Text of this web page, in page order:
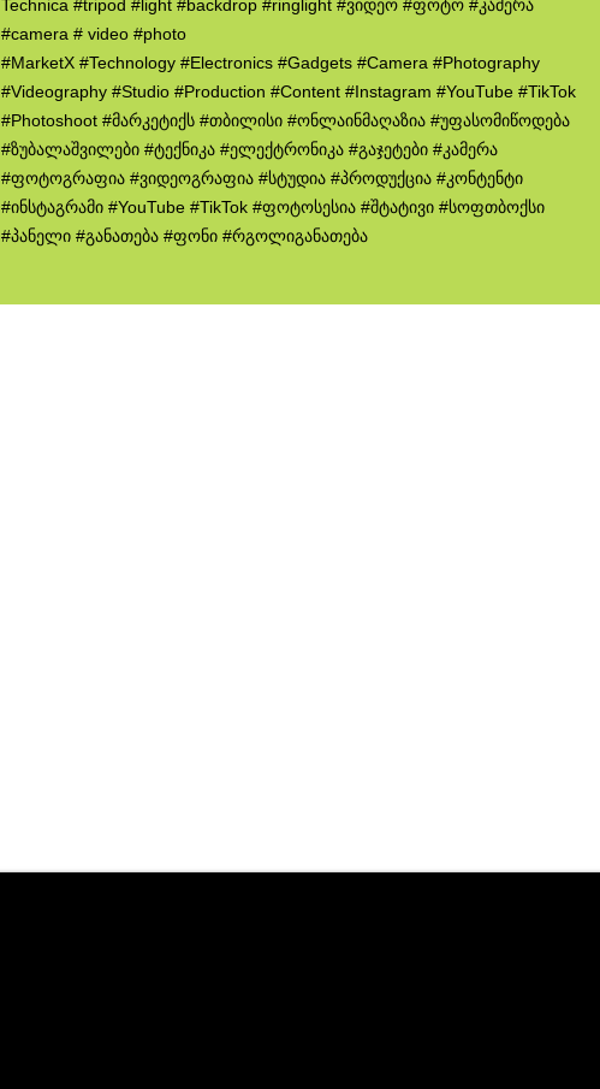
Technica #tripod #light #backdrop #ringlight #ვიდეო #ფოტო #კამერა
#camera # video #photo
#MarketX #Technology #Electronics #Gadgets #Camera #Photography
#Videography #Studio #Production #Content #Instagram #YouTube #TikTok
#Photoshoot #მარკეტიქს #თბილისი #ონლაინმაღაზია #უფასომიწოდება
#ზუბალაშვილები #ტექნიკა #ელექტრონიკა #გაჯეტები #კამერა
#ფოტოგრაფია #ვიდეოგრაფია #სტუდია #პროდუქცია #კონტენტი
#ინსტაგრამი #YouTube #TikTok #ფოტოსესია #შტატივი #სოფთბოქსი
#პანელი #განათება #ფონი #რგოლიგანათება